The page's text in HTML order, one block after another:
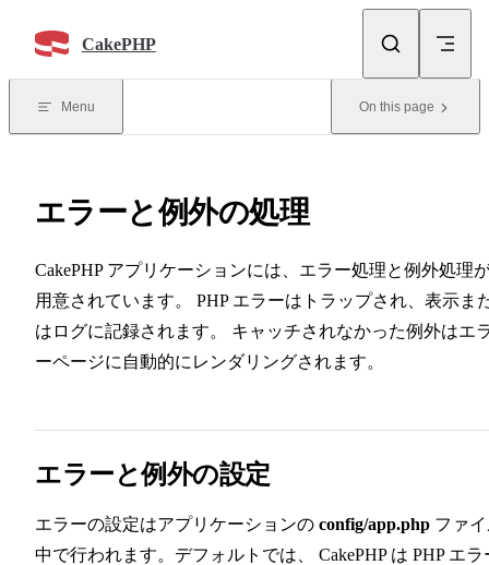
CakePHP
Menu On this page
エラーと例外の処理
CakePHP アプリケーションには、エラー処理と例外処理
用意されています。 PHP エラーはトラップされ、表示ま
はログに記録されます。 キャッチされなかった例外はエ
ーページに自動的にレンダリングされます。
エラーと例外の設定
エラーの設定はアプリケーションの config/app.php ファ
中で行われます。デフォルトでは、 CakePHP は PHP エラ